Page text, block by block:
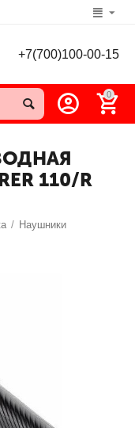
+7(700)100-00-15
0
110/R
/ Наушники